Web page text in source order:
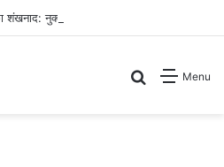
Menu
Search for